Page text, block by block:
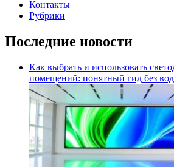
Контакты
Рубрики
Последние новости
Как выбрать и использовать
помещений: понятный гид без